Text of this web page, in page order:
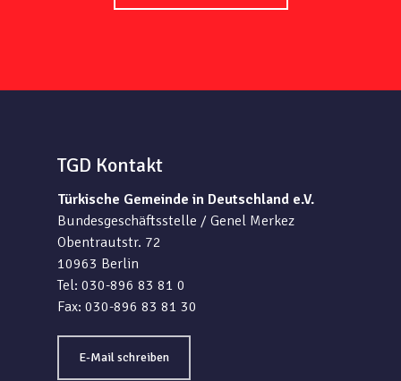
TGD Kontakt
Türkische Gemeinde in Deutschland e.V.
Bundesgeschäftsstelle / Genel Merkez
Obentrautstr. 72
10963 Berlin
Tel: 030-896 83 81 0
Fax: 030-896 83 81 30
E-Mail schreiben